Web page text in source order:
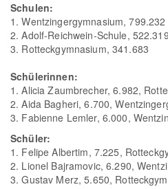
Schulen:
1. Wentzingergymnasium, 799.232
2. Adolf-Reichwein-Schule, 522.319
3. Rotteckgymnasium, 341.683
Schülerinnen:
1. Alicia Zaumbrecher, 6.982,
2. Aida Bagheri, 6.700,
3. Fabienne Lemler, 6.000,
Schüler:
1. Felipe Albertim, 7.225,
2. Lionel Bajramovic, 6.290,
3. Gustav Merz, 5.650,